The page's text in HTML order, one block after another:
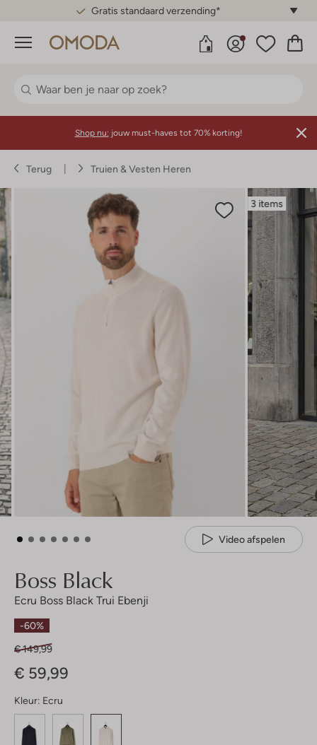
Gratis standaard verzending*
Menu
Shop nu: jouw must-haves tot 70% korting!
Terug Truien & Vesten Heren
3 items
Video afspelen
Boss Black
Ecru Boss Black Trui Ebenji
-60%
€ 149,99
€ 59,99
Kleur: Ecru